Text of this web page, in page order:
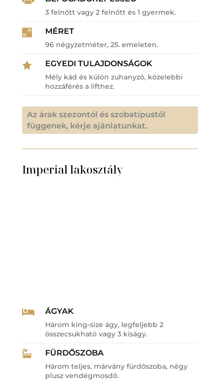
3 felnőtt vagy 2 felnőtt és 1 gyermek.
 MÉRET
96 négyzetméter, 25. emeleten.
 EGYEDI TULAJDONSÁGOK
Mély kád és külön zuhanyzó, közelebbi
hozzáférés a lifthez.
Az árak szezontól és szobatípustól
függenek, kérje ajánlatunkat.
Imperial lakosztály
 ÁGYAK
Három king-size ágy, legfeljebb 2
összecsukható vagy 3 kiságy.
 FÜRDŐSZOBA
Három teljes, márvány fürdőszoba, négy
plusz vendégmosdó.